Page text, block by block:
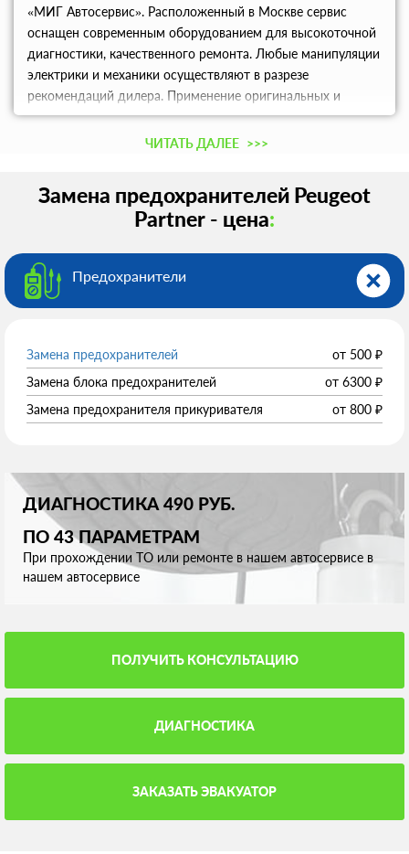
«МИГ Автосервис». Расположенный в Москве сервис
оснащен современным оборудованием для высокоточной
диагностики, качественного ремонта. Любые манипуляции
электрики и механики осуществляют в разрезе
рекомендаций дилера. Применение оригинальных и
аналоговых запчастей обеспечивает качественный ремонт.
Проконсультироваться по ценам, записаться на СТО
ЧИТАТЬ ДАЛЕЕ >>>
Замена предохранителей Peugeot
Partner - цена:
Предохранители
Замена предохранителей от 500 ₽
Замена блока предохранителей
от 6300 ₽
Замена предохранителя прикуривателя
от 800 ₽
ДИАГНОСТИКА 490 РУБ.
ПО 43 ПАРАМЕТРАМ
При прохождении ТО или ремонте в нашем автосервисе в
нашем автосервисе
ПОЛУЧИТЬ КОНСУЛЬТАЦИЮ
ДИАГНОСТИКА
ЗАКАЗАТЬ ЭВАКУАТОР